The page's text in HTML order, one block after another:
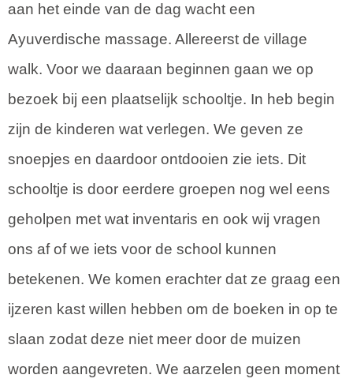
aan het einde van de dag wacht een
Ayuverdische massage. Allereerst de village
walk. Voor we daaraan beginnen gaan we op
bezoek bij een plaatselijk schooltje. In heb begin
zijn de kinderen wat verlegen. We geven ze
snoepjes en daardoor ontdooien zie iets. Dit
schooltje is door eerdere groepen nog wel eens
geholpen met wat inventaris en ook wij vragen
ons af of we iets voor de school kunnen
betekenen. We komen erachter dat ze graag een
ijzeren kast willen hebben om de boeken in op te
slaan zodat deze niet meer door de muizen
worden aangevreten. We aarzelen geen moment